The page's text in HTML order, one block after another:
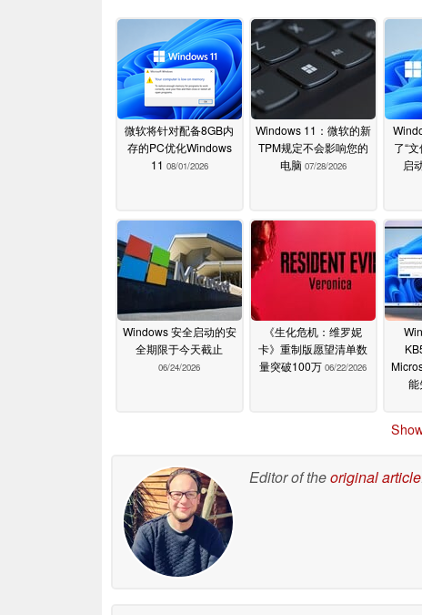
微软将针对配备8GB内
存的PC优化Windows
11 08/01/2026
Windows 11：微软的新
TPM规定不会影响您的
电脑 07/28/2026
了“
启
Windows 安全启动的安
全期限于今天截止
06/24/2026
《生化危机：维罗妮
卡》重制版愿望清单数
量突破100万 06/22/2026
能
Editor of theoriginal article